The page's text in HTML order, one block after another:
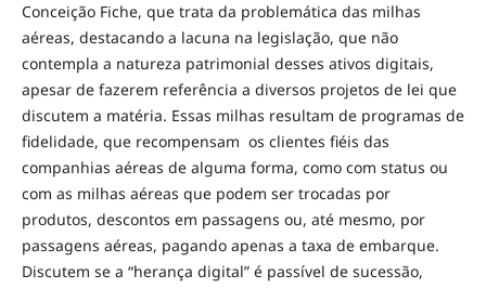
Conceição Fiche, que trata da problemática das milhas
aéreas, destacando a lacuna na legislação, que não
contempla a natureza patrimonial desses ativos digitais,
apesar de fazerem referência a diversos projetos de lei que
discutem a matéria. Essas milhas resultam de programas de
fidelidade, que recompensam os clientes fiéis das
companhias aéreas de alguma forma, como com status ou
com as milhas aéreas que podem ser trocadas por
produtos, descontos em passagens ou, até mesmo, por
passagens aéreas, pagando apenas a taxa de embarque.
Discutem se a “herança digital” é passível de sucessão,